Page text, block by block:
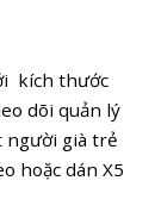
kích thước
dõi quản lý
người già trẻ
hoặc dán X5